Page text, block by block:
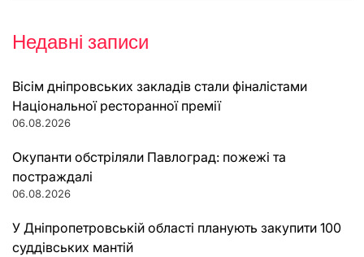
Недавні записи
Вісім дніпровських закладів стали фіналістами
Національної ресторанної премії
06.08.2026
Окупанти обстріляли Павлоград: пожежі та
постраждалі
06.08.2026
У Дніпропетровській області планують закупити 100
суддівських мантій